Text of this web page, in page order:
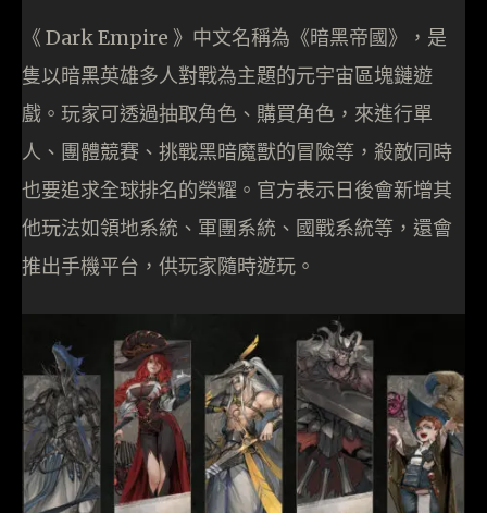
《 Dark Empire 》中文名稱為《暗黑帝國》，是
隻以暗黑英雄多人對戰為主題的元宇宙區塊鏈遊
戲。玩家可透過抽取角色、購買角色，來進行單
人、團體競賽、挑戰黑暗魔獸的冒險等，殺敵同時
也要追求全球排名的榮耀。官方表示日後會新增其
他玩法如領地系統、軍團系統、國戰系統等，還會
推出手機平台，供玩家隨時遊玩。